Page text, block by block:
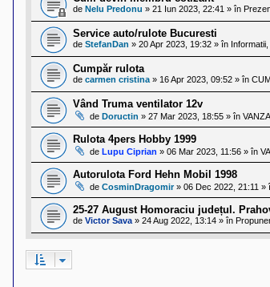
de Nelu Predonu » 21 Iun 2023, 22:41 » în
Service auto/rulote Bucuresti
de StefanDan » 20 Apr 2023, 19:32 » în
Cumpăr rulota
de carmen cristina » 16 Apr 2023, 09:52 » în
Vând Truma ventilator 12v
de Doructin » 27 Mar 2023, 18:55 » în
Rulota 4pers Hobby 1999
de Lupu Ciprian » 06 Mar 2023, 11:56 » în
Autorulota Ford Hehn Mobil 1998
de CosminDragomir» 06 Dec 2022, 21:11 »
25-27 August Homoraciu județul.
de Victor Sava » 24 Aug 2022, 13:14 » în